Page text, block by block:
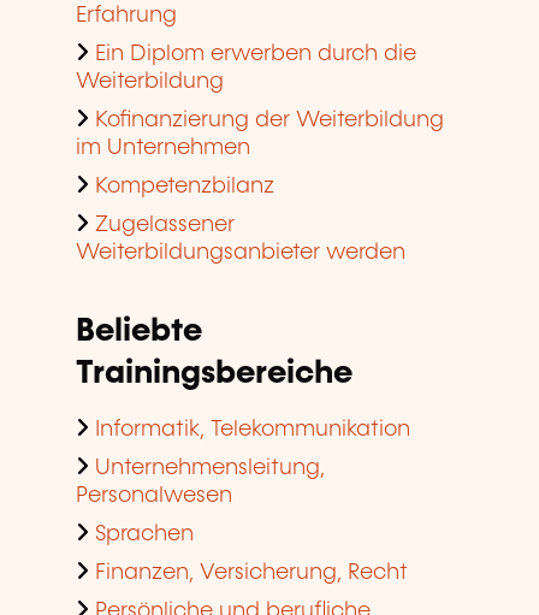
Erfahrung
Ein Diplom erwerben durch die
Weiterbildung
Kofinanzierung der Weiterbildung
im Unternehmen
Kompetenzbilanz
Zugelassener
Weiterbildungsanbieter werden
Beliebte
Trainingsbereiche
Informatik, Telekommunikation
Unternehmensleitung,
Personalwesen
Sprachen
Finanzen, Versicherung, Recht